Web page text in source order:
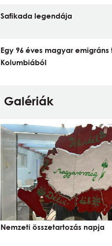
Safikada legendája
Egy 96 éves magyar
Kolumbiából
Galériák
Nemzeti összetartozás napja